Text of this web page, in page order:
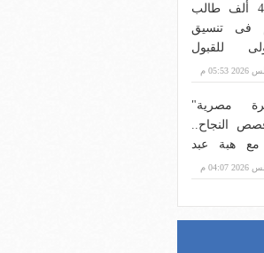
حتى الآن .. 46 ألف طالب
فى تنسيق
للقبول
مصرية"
النجاح..
مع هبة عبد